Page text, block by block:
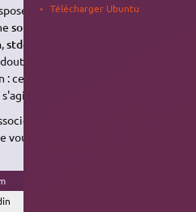
d'uneentrée standard
sortie d'erreur standard
,stdout
l'écran et stderr la sortie des
: ceci peut bien entendu varier
que d'un exemple.
un numéro appelé
vous pouvez le voir dans ce
Télécharger Ubuntu